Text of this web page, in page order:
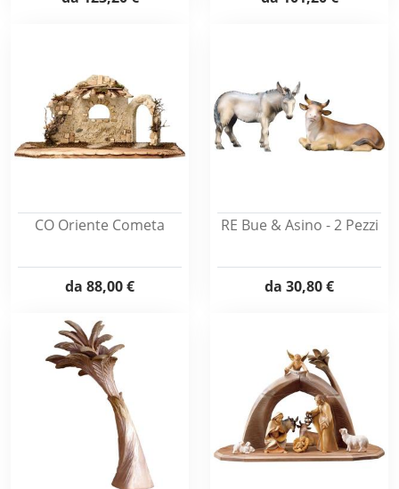
CO Oriente Cometa
da 88,00 €
RE Bue & Asino - 2 Pezzi
da 30,80 €